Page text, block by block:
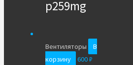
p259mg
Вентиляторы
В
корзину
600₽